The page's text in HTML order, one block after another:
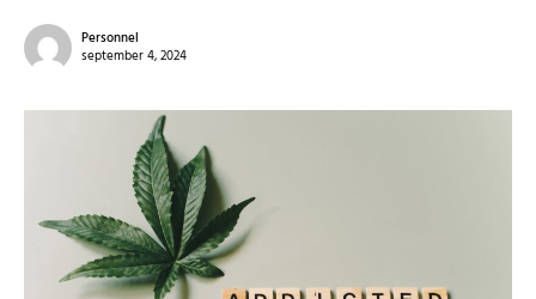
Personnel
september 4, 2024